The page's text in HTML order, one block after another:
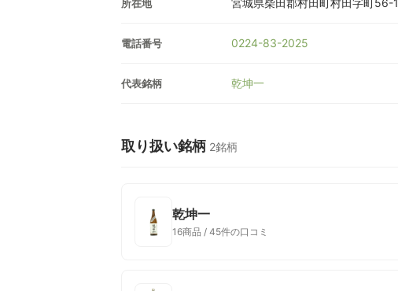
所在地
電話番号 0224-83-2025
代表銘柄 乾坤一
取り扱い銘柄 2銘柄
乾坤一
16商品 / 45件の口コミ